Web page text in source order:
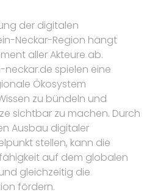
der digitalen
Neckar-Region hängt
aller Akteure ab.
spielen eine
Ökosystem
zu bündeln und
sichtbar zu machen. Durch
Ausbau digitaler
stellen, kann die
auf dem globalen
gleichzeitig die
fördern.